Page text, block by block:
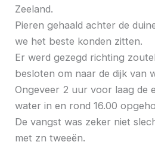
Zeeland.
Pieren gehaald achter de
we het beste konden zitten.
Er werd gezegd richting
besloten om naar de dijk van
Ongeveer 2 uur voor laag de
water in en rond 16.00
De vangst was zeker niet
met zn tweeën.